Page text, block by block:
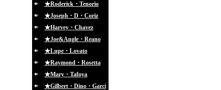
★Roderick・Tenorio
★Joseph・D・Coriz
★Harvey・Chavez
★Joe&Angle・Reano
★Lupe・Lovato
★Raymond・Rosetta
★Mary・Tafoya
★Gilbert・Dino・Garci